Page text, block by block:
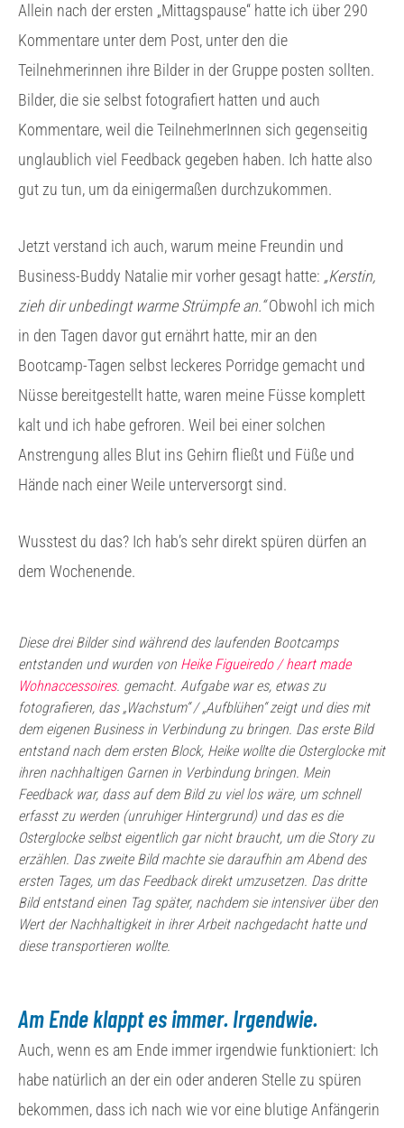
Allein nach der ersten „Mittagspause“ hatte ich über 290
Kommentare unter dem Post, unter den die
Teilnehmerinnen ihre Bilder in der Gruppe posten sollten.
Bilder, die sie selbst fotografiert hatten und auch
Kommentare, weil die TeilnehmerInnen sich gegenseitig
unglaublich viel Feedback gegeben haben. Ich hatte also
gut zu tun, um da einigermaßen durchzukommen.
Jetzt verstand ich auch, warum meine Freundin und
Business-Buddy Natalie mir vorher gesagt hatte: „Kerstin,
zieh dir unbedingt warme Strümpfe an.“Obwohl ich mich
in den Tagen davor gut ernährt hatte, mir an den
Bootcamp-Tagen selbst leckeres Porridge gemacht und
Nüsse bereitgestellt hatte, waren meine Füsse komplett
kalt und ich habe gefroren. Weil bei einer solchen
Anstrengung alles Blut ins Gehirn fließt und Füße und
Hände nach einer Weile unterversorgt sind.
Wusstest du das? Ich hab’s sehr direkt spüren dürfen an
dem Wochenende.
Diese drei Bilder sind während des laufenden Bootcamps
entstanden und wurden von Heike Figueiredo / heart made
Wohnaccessoires. gemacht. Aufgabe war es, etwas zu
fotografieren, das „Wachstum“ / „Aufblühen“ zeigt und dies mit
dem eigenen Business in Verbindung zu bringen. Das erste Bild
entstand nach dem ersten Block, Heike wollte die Osterglocke mit
ihren nachhaltigen Garnen in Verbindung bringen. Mein
Feedback war, dass auf dem Bild zu viel los wäre, um schnell
erfasst zu werden (unruhiger Hintergrund) und das es die
Osterglocke selbst eigentlich gar nicht braucht, um die Story zu
erzählen. Das zweite Bild machte sie daraufhin am Abend des
ersten Tages, um das Feedback direkt umzusetzen. Das dritte
Bild entstand einen Tag später, nachdem sie intensiver über den
Wert der Nachhaltigkeit in ihrer Arbeit nachgedacht hatte und
diese transportieren wollte.
Am Ende klappt es immer. Irgendwie.
Auch, wenn es am Ende immer irgendwie funktioniert: Ich
habe natürlich an der ein oder anderen Stelle zu spüren
bekommen, dass ich nach wie vor eine blutige Anfängerin